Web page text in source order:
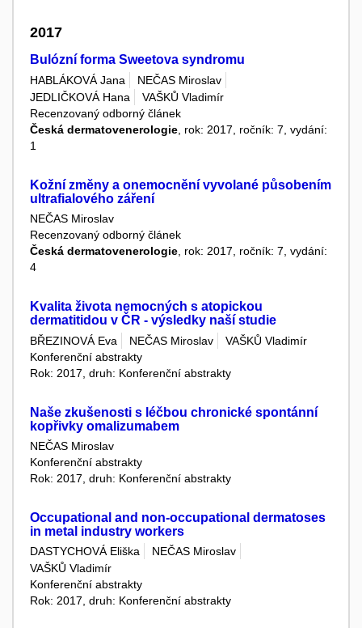
2017
Bulózní forma Sweetova syndromu
HABLÁKOVÁ Jana
NEČAS Miroslav
JEDLIČKOVÁ Hana
VAŠKŮ Vladimír
Recenzovaný odborný článek
Česká dermatovenerologie , rok: 2017, ročník: 7, vydání:
1
Kožní změny a onemocnění vyvolané působením
ultrafialového záření
NEČAS Miroslav
Recenzovaný odborný článek
Česká dermatovenerologie, rok: 2017, ročník: 7, vydání:
4
Kvalita života nemocných s atopickou
dermatitidou v ČR - výsledky naší studie
BŘEZINOVÁ Eva NEČAS Miroslav
VAŠKŮ Vladimír
Konferenční abstrakty
Rok: 2017, druh: Konferenční abstrakty
Naše zkušenosti s léčbou chronické spontánní
kopřivky omalizumabem
NEČAS Miroslav
Konferenční abstrakty
Rok: 2017, druh: Konferenční abstrakty
Occupational and non-occupational dermatoses
in metal industry workers
DASTYCHOVÁ Eliška
NEČAS Miroslav
VAŠKŮ Vladimír
Konferenční abstrakty
Rok: 2017, druh: Konferenční abstrakty